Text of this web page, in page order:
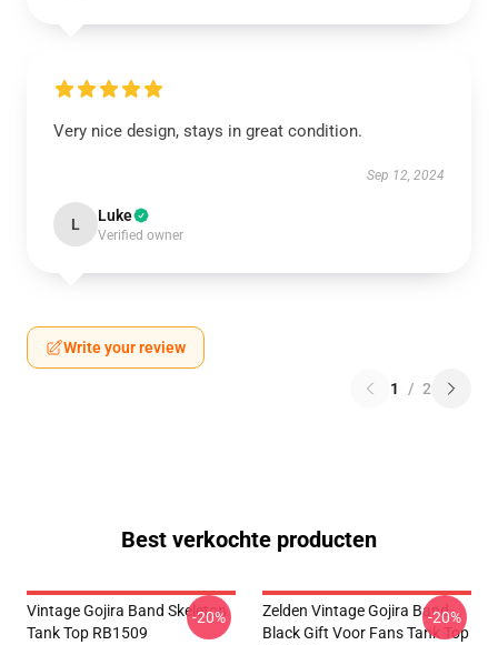
Very nice design, stays in great condition.
Sep 12, 2024
L Luke
Verified owner
Write your review
1 / 2
Best verkochte producten
Vintage Gojira Band Skeleton
Tank Top RB1509
-20%
Zelden Vintage Gojira Band
Black Gift Voor Fans Tank Top
-20%